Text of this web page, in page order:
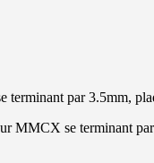
terminant par 3.5mm,
MMCX se terminant